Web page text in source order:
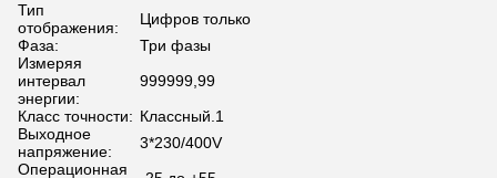
Тип
отображения:
Цифров только
Фаза:
Три фазы
Измеряя
интервал
энергии:
999999,99
Класс точности: Классный.1
Выходное
напряжение:
3*230/400V
Операционная